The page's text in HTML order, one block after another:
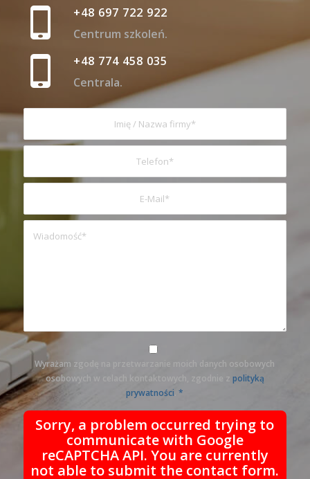
+48 697 722 922
Centrum szkoleń.
+48 774 458 035
Centrala.
Wyrażam zgodę na przetwarzanie moich danych osobowych
osobowych w celach kontaktowych, zgodnie z polityką
prywatności .*
Sorry, a problem occurred trying to
communicate with Google
reCAPTCHA API. You are currently
not able to submit the contact form.